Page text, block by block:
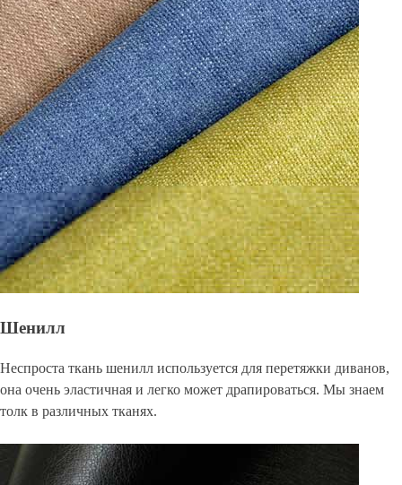
Шенилл
Неспроста ткань шенилл используется для перетяжки диванов,
она очень эластичная и легко может драпироваться. Мы знаем
толк в различных тканях.